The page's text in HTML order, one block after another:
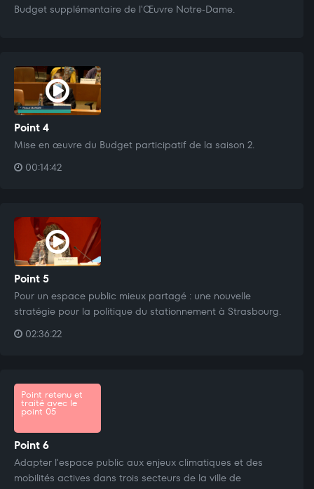
Budget supplémentaire de l'Œuvre Notre-Dame.
Point 4
Mise en œuvre du Budget participatif de la saison 2.
00:14:42
Point 5
Pour un espace public mieux partagé : une nouvelle
stratégie pour la politique du stationnement à Strasbourg.
02:36:22
Point retenu et
traité avec le
point 05
Point 6
Adapter l'espace public aux enjeux climatiques et des
mobilités actives dans trois secteurs de la ville de